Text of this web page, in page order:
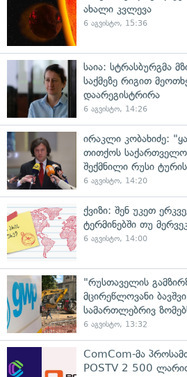
ახალი კვლევა
6 აგვისტო, 15:36
საია: სტრასბურგმა
საქმეზე რიგით
დაარეგისტრირა
6 აგვისტო, 14:26
ირაკლი კობახიძე:
თითქოს
შექმნილი რუსი
6 აგვისტო, 14:20
ქვიზი: შენ უკეთ
ტერმინებში თუ
6 აგვისტო, 14:00
"რუსთაველის
მცირეწლოვანი
სამართლებრივ
6 აგვისტო, 13:32
ComCom-მა
POSTV 2 500